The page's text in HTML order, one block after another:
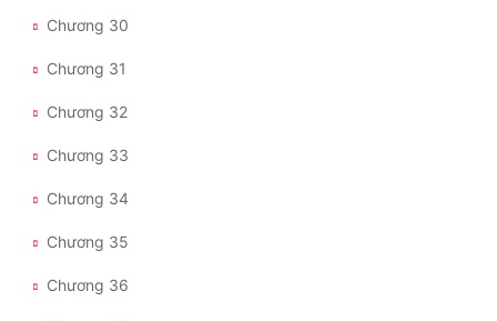
Xuyên Thư
Điền Văn
Đô Thị
Đông Phương
Đông Phương Huyền Huyễn
Đồng Nhân
Chương 30
Chương 31
Chương 32
Chương 33
Chương 34
Chương 35
Chương 36